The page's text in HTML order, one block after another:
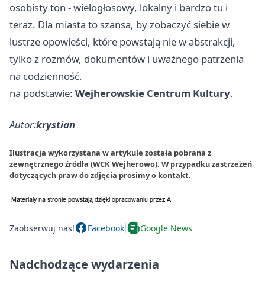
osobisty ton - wielogłosowy, lokalny i bardzo tu i
teraz. Dla miasta to szansa, by zobaczyć siebie w
lustrze opowieści, które powstają nie w abstrakcji,
tylko z rozmów, dokumentów i uważnego patrzenia
na codzienność.
na podstawie: Wejherowskie Centrum Kultury.
Autor:krystian
Ilustracja wykorzystana w artykule została pobrana z
zewnętrznego źródła (WCK Wejherowo). W przypadku zastrzeżeń
dotyczących praw do zdjęcia prosimy o kontakt.
Zaobserwuj nas! Facebook Google News
Nadchodzące wydarzenia